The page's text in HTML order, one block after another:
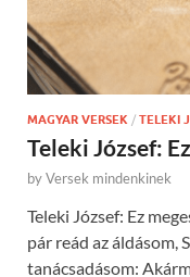
MAGYAR VERSEK / TELEKI
Teleki József:
byVersek mindenkinek
Teleki József: Ez
pár reád az áldásom,
tanácsadásom: